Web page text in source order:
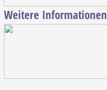
Weitere Informationen